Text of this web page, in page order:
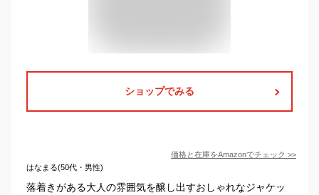
ショップでみる
価格と在庫をAmazonでチェック >>
はなまる(50代・男性)
落着きがある大人の雰囲気を醸し出すおしゃれなジャケッ